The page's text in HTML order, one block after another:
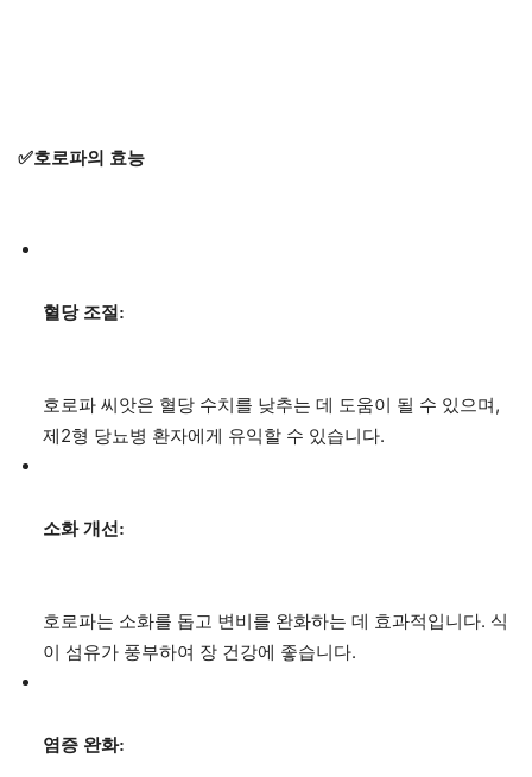
✅호로파의 효능
혈당 조절:
호로파 씨앗은 혈당 수치를 낮추는 데 도움이 될 수 있으며,
제2형 당뇨병 환자에게 유익할 수 있습니다.
소화 개선:
호로파는 소화를 돕고 변비를 완화하는 데 효과적입니다. 식
이 섬유가 풍부하여 장 건강에 좋습니다.
염증 완화: